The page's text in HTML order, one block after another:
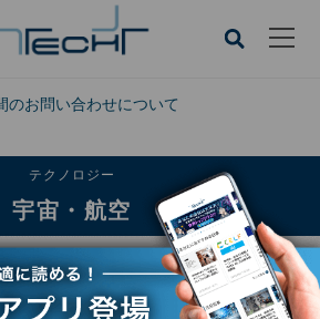
のお問い合わせについて
CLOSE
テクノロジー
宇宙・航空
宇宙・航空
河観測で重元素を運ぶ「銀河風」の正体に肉薄